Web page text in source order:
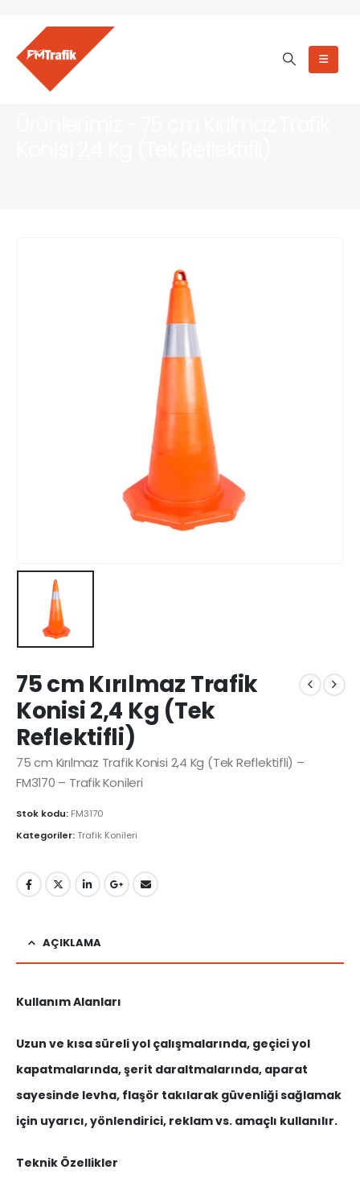
75 cm Kırılmaz Trafik
Konisi 2,4 Kg (Tek
Reflektifli)
75 cm Kırılmaz Trafik Konisi 2,4 Kg (Tek Reflektifli) –
FM3170 – Trafik Konileri
Stok kodu: FM3170
Kategoriler:Trafik Konileri
AÇIKLAMA
Kullanım Alanları
Uzun ve kısa süreli yol çalışmalarında, geçici yol
kapatmalarında, şerit daraltmalarında, aparat
sayesinde levha, flaşör takılarak güvenliği sağlamak
için uyarıcı, yönlendirici, reklam vs. amaçlı kullanılır.
Teknik Özellikler